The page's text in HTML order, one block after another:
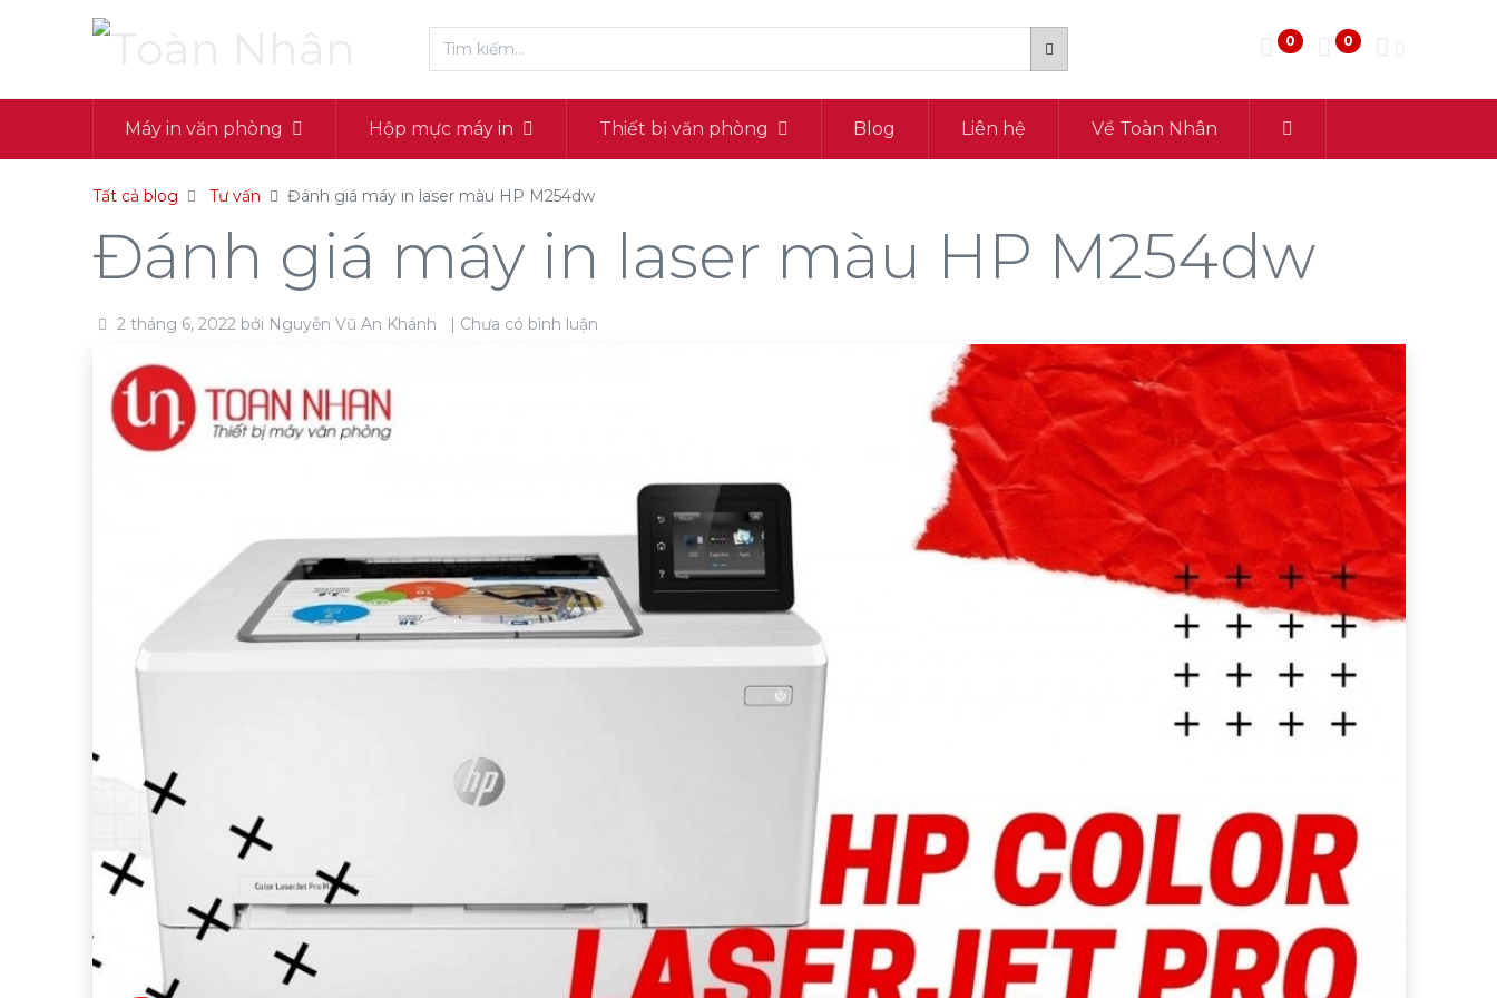
0 0
Máy in văn phòng Hộp mực máy in Thiết bị văn phòng Blog Liên hệ Về Toàn Nhân
Tất cả blog Tư vấn Đánh giá máy in laser màu HP M254dw
Đánh giá máy in laser màu HP M254dw
2 tháng 6, 2022 bởi Nguyễn Vũ An Khánh | Chưa có bình luận